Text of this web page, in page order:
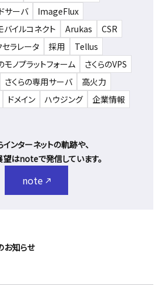
サーバ
ImageFlux
バイルコネクト
Arukas
CSR
セラレータ
採用
Tellus
モノプラットフォーム
さくらのVPS
さくらの専用サーバ
高火力
ドメイン ハウジング 企業情報
インターネットの軌跡や、
はnoteで発信しています。
note
お知らせ